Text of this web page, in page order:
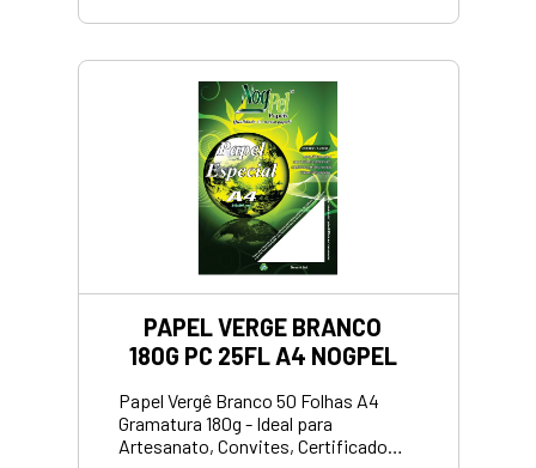
PAPEL VERGE BRANCO
180G PC 25FL A4 NOGPEL
Papel Vergê Branco 50 Folhas A4
Gramatura 180g - Ideal para
Artesanato, Convites, Certificados